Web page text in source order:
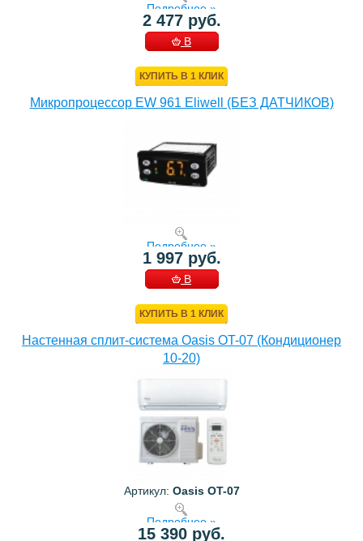
Подробнее »
2 477 руб.
В
КУПИТЬ В 1 КЛИК
Микропроцессор EW 961 Eliwell (БЕЗ ДАТЧИКОВ)
Подробнее »
1 997 руб.
В
КУПИТЬ В 1 КЛИК
Настенная сплит-система Oasis OT-07 (Кондиционер
10-20)
Артикул: Oasis OT-07
Подробнее »
15 390 руб.